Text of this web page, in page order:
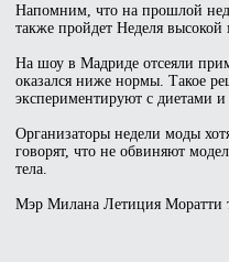
Напомним, что на прошлой
также пройдет Неделя высокой
На шоу в Мадриде отсеяли
оказался ниже нормы. Такое
экспериментируют с диетами и
Организаторы недели моды
говорят, что не обвиняют
тела.
Мэр Милана Летиция Моратти